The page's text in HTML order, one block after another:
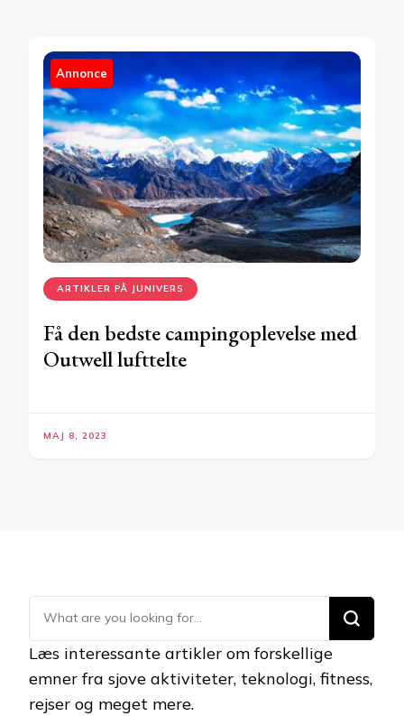
Annonce
ARTIKLER PÅ JUNIVERS
Få den bedste campingoplevelse med
Outwell lufttelte
MAJ 8, 2023
Looking
for
Something?
Læs interessante artikler om forskellige
emner fra sjove aktiviteter, teknologi, fitness,
rejser og meget mere.